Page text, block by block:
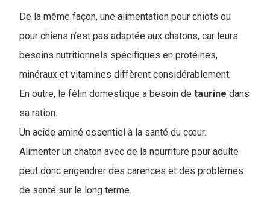
De la même façon, une alimentation pour chiots ou
pour chiens n’est pas adaptée aux chatons, car leurs
besoins nutritionnels spécifiques en protéines,
minéraux et vitamines diffèrent considérablement.
En outre, le félin domestique a besoin de taurine dans
sa ration.
Un acide aminé essentiel à la santé du cœur.
Alimenter un chaton avec de la nourriture pour adulte
peut donc engendrer des carences et des problèmes
de santé sur le long terme.